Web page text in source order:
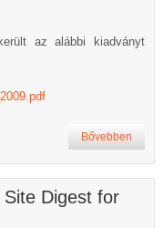
az alábbi kiadványt
Bővebben
Digest for